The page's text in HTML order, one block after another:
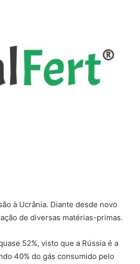
à Ucrânia. Diante desde novo
de diversas matérias-primas.
52%, visto que a Rússia é a
40% do gás consumido pelo